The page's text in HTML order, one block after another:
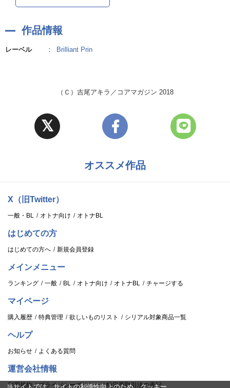
作品情報
レーベル ： Brilliant Prin
（Ｃ）吉尾アキラ／コアマガジン 2018
オススメ作品
X（旧Twitter）
一般・BL オトナ向け オトナBL
はじめての方
はじめての方へ 新規会員登録
メインメニュー
ランキング 一般 BL オトナ向け オトナBL チャージする
マイページ
購入履歴 特典管理 欲しいものリスト シリアル対象商品一覧
ヘルプ
お知らせ よくある質問
運営会社情報
利用規約 プライバシーポリシー 特定商取引法の表記